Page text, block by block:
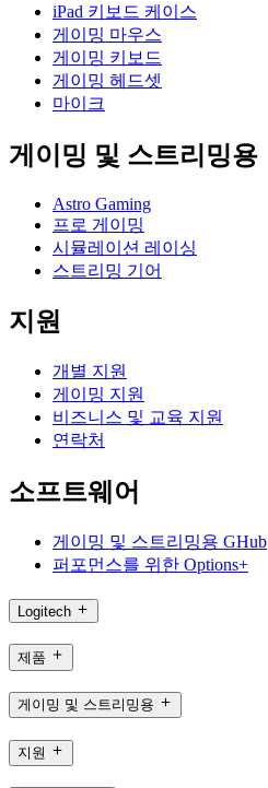
iPad 키보드 케이스
게이밍 마우스
게이밍 키보드
게이밍 헤드셋
마이크
게이밍 및 스트리밍용
Astro Gaming
프로 게이밍
시뮬레이션 레이싱
스트리밍 기어
지원
개별 지원
게이밍 지원
비즈니스 및 교육 지원
연락처
소프트웨어
게이밍 및 스트리밍용 GHub
퍼포먼스를 위한 Options+
Logitech
제품
게이밍 및 스트리밍용
지원